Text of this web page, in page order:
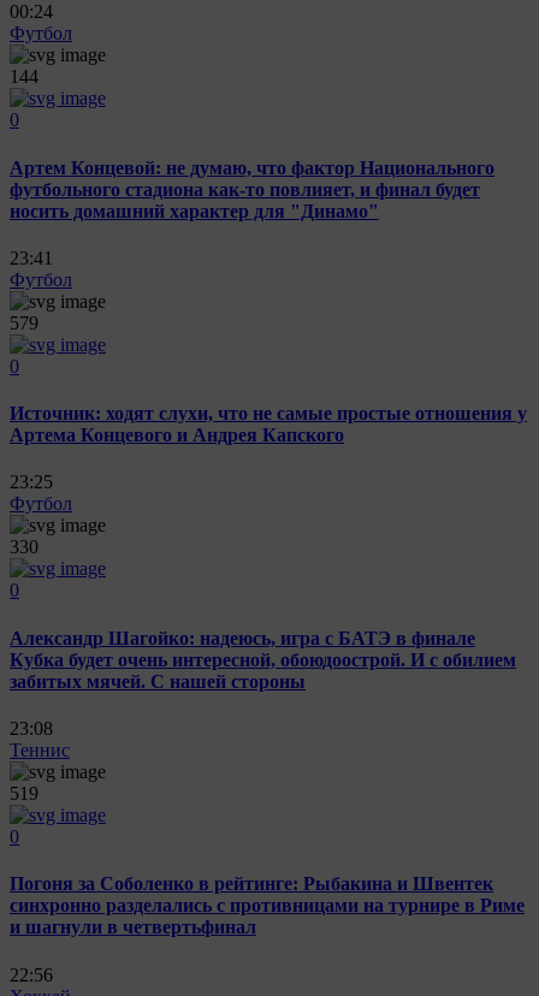
00:24
Футбол
144
0
Артем Концевой: не думаю, что фактор Национального
футбольного стадиона как-то повлияет, и финал будет
носить домашний характер для "Динамо"
23:41
Футбол
579
0
Источник: ходят слухи, что не самые простые отношения у
Артема Концевого и Андрея Капского
23:25
Футбол
330
0
Александр Шагойко: надеюсь, игра с БАТЭ в финале
Кубка будет очень интересной, обоюдоострой. И с обилием
забитых мячей. С нашей стороны
23:08
Теннис
519
0
Погоня за Соболенко в рейтинге: Рыбакина и Швентек
синхронно разделались с противницами на турнире в Риме
и шагнули в четвертьфинал
22:56